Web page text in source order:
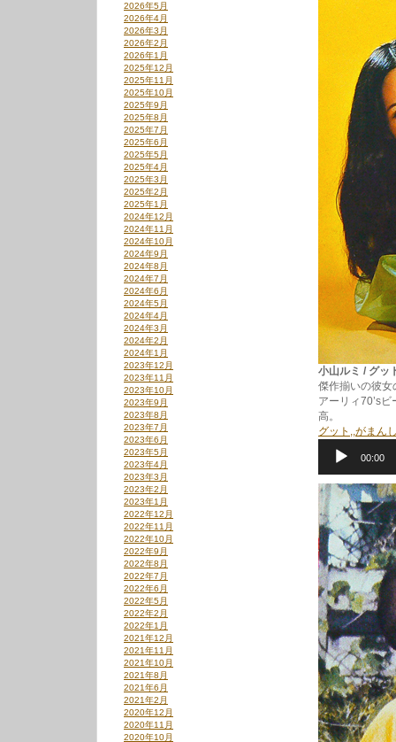
小山ルミ / グッ
傑作揃いの彼女
アーリィ70’s
高。
グット,,がまん
レ
ー
ヤ
ー
00:00
2026年5月
2026年4月
2026年3月
2026年2月
2026年1月
2025年12月
2025年11月
2025年10月
2025年9月
2025年8月
2025年7月
2025年6月
2025年5月
2025年4月
2025年3月
2025年2月
2025年1月
2024年12月
2024年11月
2024年10月
2024年9月
2024年8月
2024年7月
2024年6月
2024年5月
2024年4月
2024年3月
2024年2月
2024年1月
2023年12月
2023年11月
2023年10月
2023年9月
2023年8月
2023年7月
2023年6月
2023年5月
2023年4月
2023年3月
2023年2月
2023年1月
2022年12月
2022年11月
2022年10月
2022年9月
2022年8月
2022年7月
2022年6月
2022年5月
2022年2月
2022年1月
2021年12月
2021年11月
2021年10月
2021年8月
2021年6月
2021年2月
2020年12月
2020年11月
2020年10月